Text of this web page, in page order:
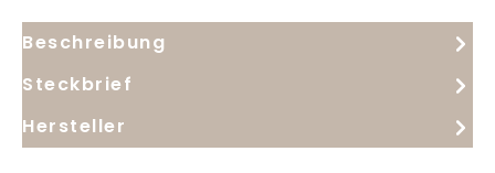
Beschreibung
Steckbrief
Hersteller